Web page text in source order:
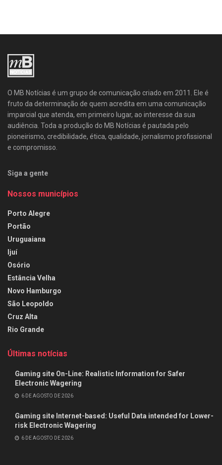
O MB Notícias é um grupo de comunicação criado em 2011. Ele é
fruto da determinação de quem acredita em uma comunicação
imparcial que atenda, em primeiro lugar, ao interesse da sua
audiência. Toda a produção do MB Notícias é pautada pelo
pioneirismo, credibilidade, ética, qualidade, jornalismo profissional
e compromisso.
Siga a gente
Nossos municípios
Porto Alegre
Portão
Uruguaiana
Ijuí
Osório
Estância Velha
Novo Hamburgo
São Leopoldo
Cruz Alta
Rio Grande
Últimas notícias
Gaming site On-Line: Realistic Information for Safer
Electronic Wagering
6 DE AGOSTO DE 2026
Gaming site Internet-based: Useful Data intended for Lower-
risk Electronic Wagering
6 DE AGOSTO DE 2026